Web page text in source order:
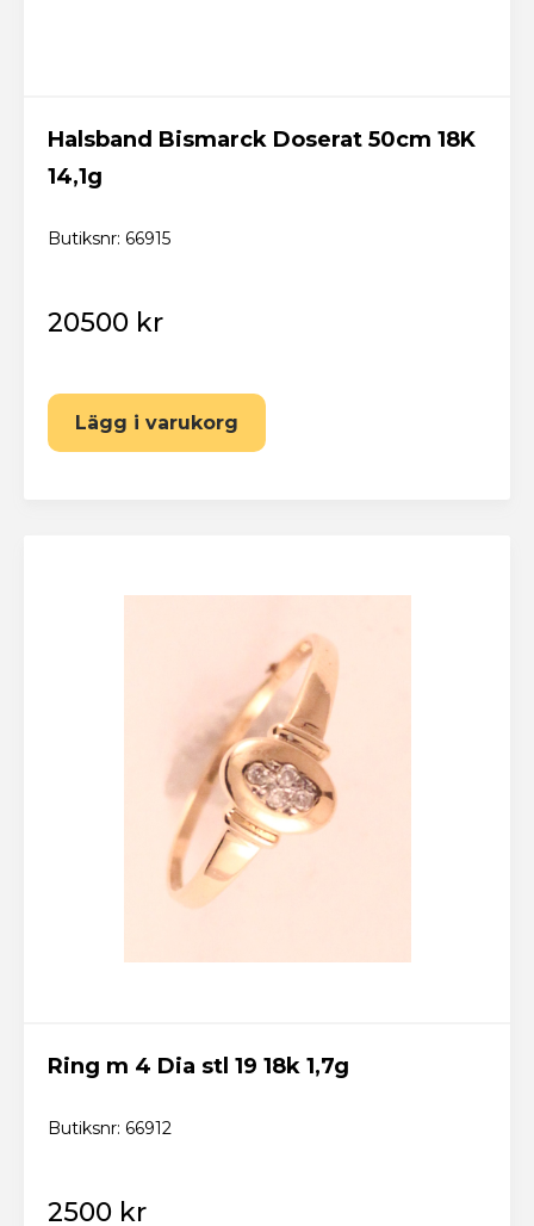
Halsband Bismarck Doserat 50cm 18K
14,1g
Butiksnr: 66915
20500 kr
Lägg i varukorg
Ring m 4 Dia stl 19 18k 1,7g
Butiksnr: 66912
2500 kr